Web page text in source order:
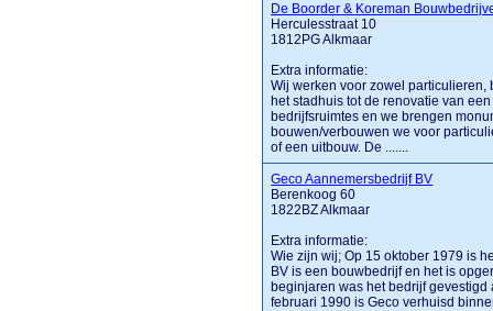
De Boorder & Koreman
Herculesstraat 10
1812PG Alkmaar
Extra informatie:
Wij werken voor zowel
het stadhuis tot de renovatie van
bedrijfsruimtes en we brengen
bouwen/verbouwen we voor
of een uitbouw. De .......
Geco Aannemersbedrijf BV
Berenkoog 60
1822BZ Alkmaar
Extra informatie:
Wie zijn wij; Op 15 oktober 1979 is
BV is een bouwbedrijf en het is
beginjaren was het bedrijf gevestigd
februari 1990 is Geco verhuisd